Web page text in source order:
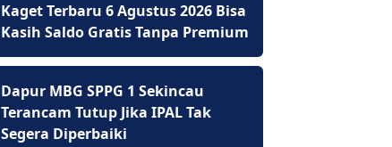
Kaget Terbaru 6 Agustus 2026 Bisa
Kasih Saldo Gratis Tanpa Premium
Dapur MBG SPPG 1 Sekincau
Terancam Tutup Jika IPAL Tak
Segera Diperbaiki